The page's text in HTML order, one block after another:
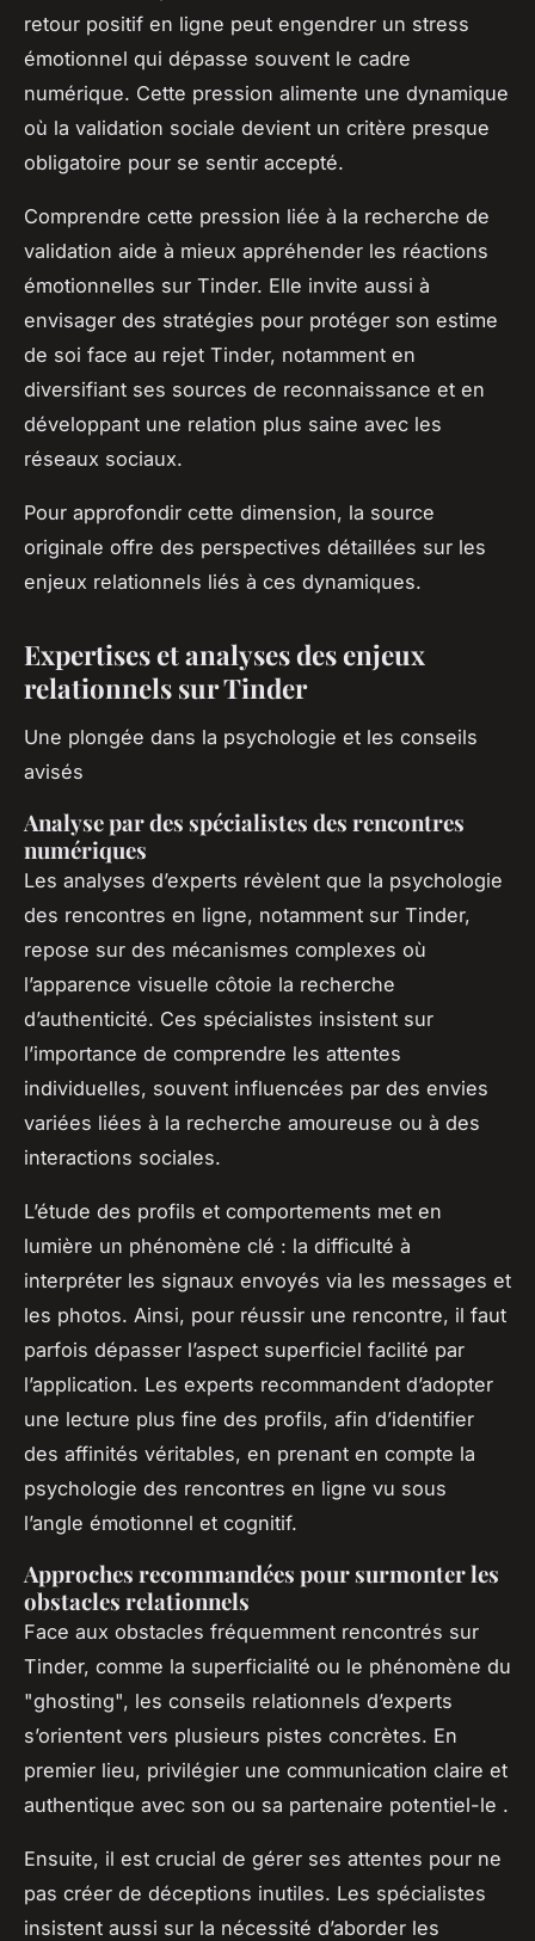
retour positif en ligne peut engendrer un stress
émotionnel qui dépasse souvent le cadre
numérique. Cette pression alimente une dynamique
où la validation sociale devient un critère presque
obligatoire pour se sentir accepté.
Comprendre cette pression liée à la recherche de
validation aide à mieux appréhender les réactions
émotionnelles sur Tinder. Elle invite aussi à
envisager des stratégies pour protéger son estime
de soi face au rejet Tinder, notamment en
diversifiant ses sources de reconnaissance et en
développant une relation plus saine avec les
réseaux sociaux.
Pour approfondir cette dimension, la source
originale offre des perspectives détaillées sur les
enjeux relationnels liés à ces dynamiques.
Expertises et analyses des enjeux
relationnels sur Tinder
Une plongée dans la psychologie et les conseils
avisés
Analyse par des spécialistes des rencontres
numériques
Les analyses d’experts révèlent que la psychologie
des rencontres en ligne, notamment sur Tinder,
repose sur des mécanismes complexes où
l’apparence visuelle côtoie la recherche
d’authenticité. Ces spécialistes insistent sur
l’importance de comprendre les attentes
individuelles, souvent influencées par des envies
variées liées à la recherche amoureuse ou à des
interactions sociales.
L’étude des profils et comportements met en
lumière un phénomène clé : la difficulté à
interpréter les signaux envoyés via les messages et
les photos. Ainsi, pour réussir une rencontre, il faut
parfois dépasser l’aspect superficiel facilité par
l’application. Les experts recommandent d’adopter
une lecture plus fine des profils, afin d’identifier
des affinités véritables, en prenant en compte la
psychologie des rencontres en ligne vu sous
l’angle émotionnel et cognitif.
Approches recommandées pour surmonter les
obstacles relationnels
Face aux obstacles fréquemment rencontrés sur
Tinder, comme la superficialité ou le phénomène du
"ghosting", les conseils relationnels d’experts
s’orientent vers plusieurs pistes concrètes. En
premier lieu, privilégier une communication claire et
authentique avec son ou sa partenaire potentiel-le .
Ensuite, il est crucial de gérer ses attentes pour ne
pas créer de déceptions inutiles. Les spécialistes
insistent aussi sur la nécessité d’aborder les